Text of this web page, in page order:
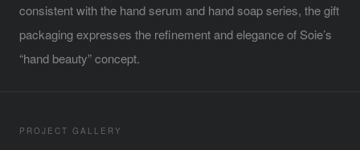
consistent with the hand serum and hand soap series, the gift
packaging expresses the refinement and elegance of Soie’s
“hand beauty” concept.
PROJECT GALLERY